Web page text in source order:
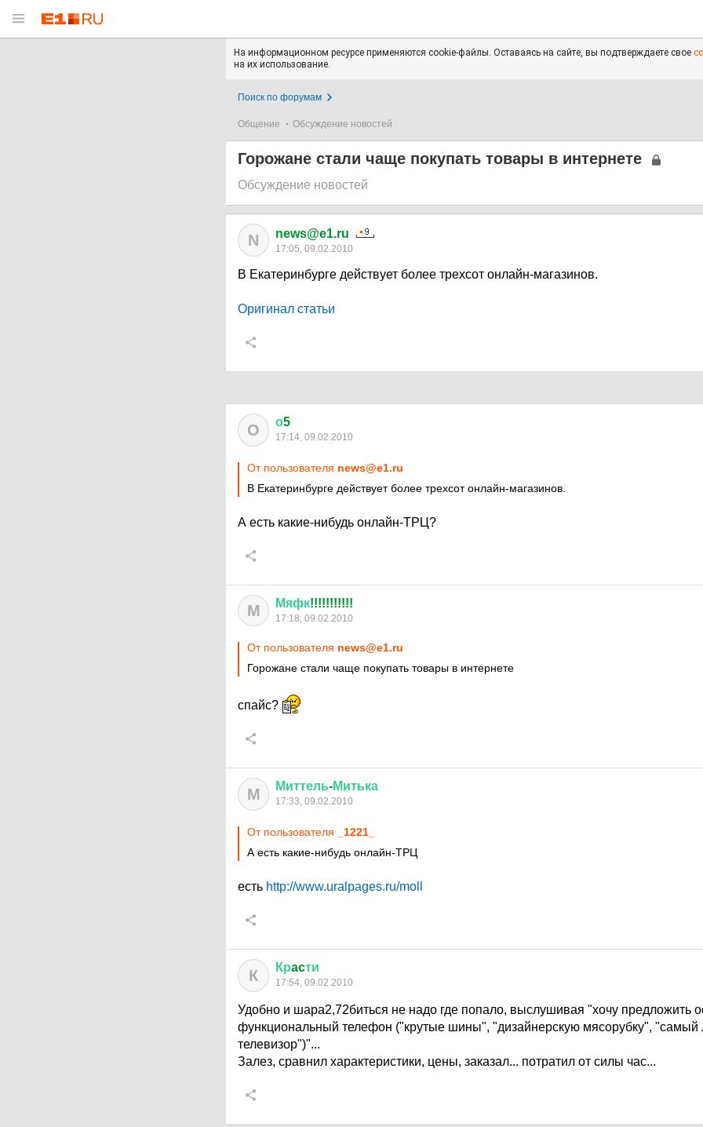
На информационном ресурсе применяются cookie-файлы. Оставаясь на сайте, вы подтверждаете свое
на их использование.
Поиск по форумам
Общение Обсуждение новостей
Горожане стали чаще покупать товары в интернете
Обсуждение новостей
N news@e1.ru
17:05, 09.02.2010
В Екатеринбурге действует более трехсот онлайн-магазинов.
Оригинал статьи
О о5
17:14, 09.02.2010
От пользователя news@e1.ru
В Екатеринбурге действует более трехсот онлайн-магазинов.
А есть какие-нибудь онлайн-ТРЦ?
М Мяфк!!!!!!!!!!!
17:18, 09.02.2010
От пользователя news@e1.ru
Горожане стали чаще покупать товары в интернете
спайс?
М Миттель-Митька
17:33, 09.02.2010
От пользователя
_1221_
А есть какие-нибудь онлайн-ТРЦ
есть http://www.uralpages.ru/moll
К Крacти
17:54, 09.02.2010
Удобно и шара2,72биться не надо где попало, выслушивая "хочу предложить
функциональный телефон ("крутые шины", "дизайнерскую мясорубку", "самый
телевизор")"...
Залез, сравнил характеристики, цены, заказал... потратил от силы час...